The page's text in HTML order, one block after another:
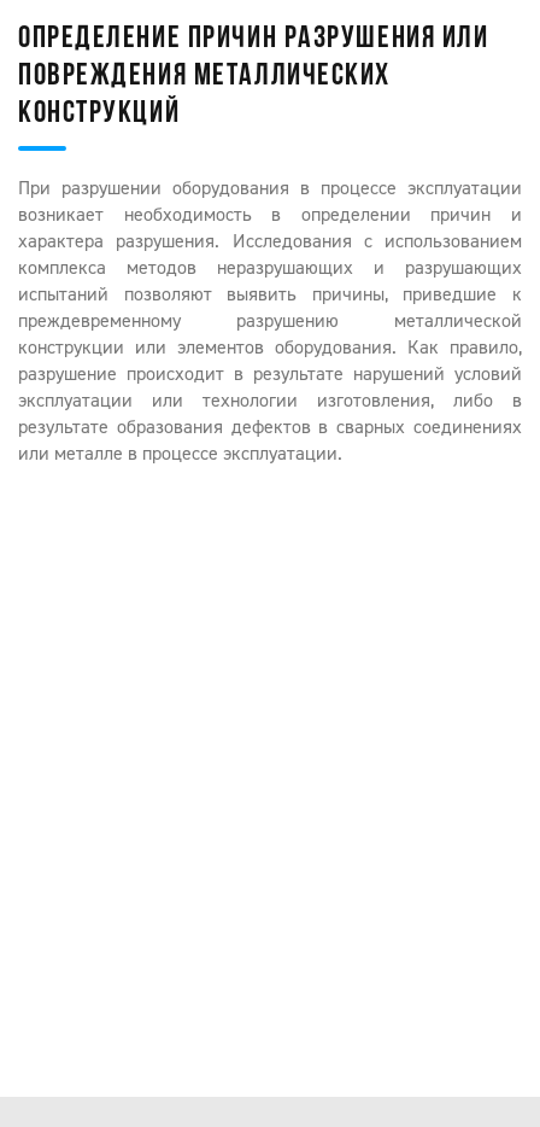
ОПРЕДЕЛЕНИЕ ПРИЧИН РАЗРУШЕНИЯ ИЛИ
ПОВРЕЖДЕНИЯ МЕТАЛЛИЧЕСКИХ
КОНСТРУКЦИЙ
При разрушении оборудования в процессе эксплуатации
возникает необходимость в определении причин и
характера разрушения. Исследования с использованием
комплекса методов неразрушающих и разрушающих
испытаний позволяют выявить причины, приведшие к
преждевременному разрушению металлической
конструкции или элементов оборудования. Как правило,
разрушение происходит в результате нарушений условий
эксплуатации или технологии изготовления, либо в
результате образования дефектов в сварных соединениях
или металле в процессе эксплуатации.